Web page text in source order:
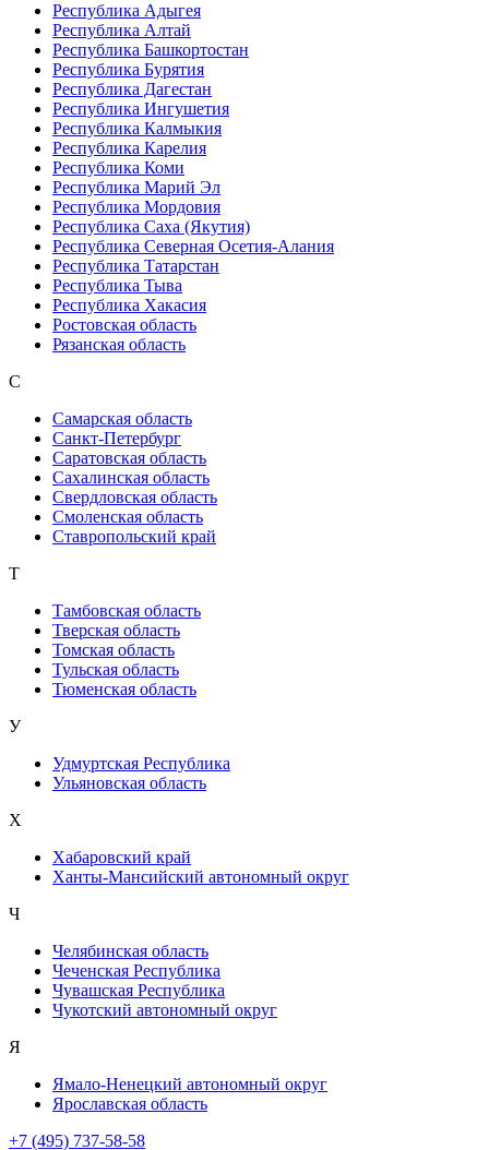
Республика Адыгея
Республика Алтай
Республика Башкортостан
Республика Бурятия
Республика Дагестан
Республика Ингушетия
Республика Калмыкия
Республика Карелия
Республика Коми
Республика Марий Эл
Республика Мордовия
Республика Саха (Якутия)
Республика Северная Осетия-Алания
Республика Татарстан
Республика Тыва
Республика Хакасия
Ростовская область
Рязанская область
С
Самарская область
Санкт-Петербург
Саратовская область
Сахалинская область
Свердловская область
Смоленская область
Ставропольский край
Т
Тамбовская область
Тверская область
Томская область
Тульская область
Тюменская область
У
Удмуртская Республика
Ульяновская область
Х
Хабаровский край
Ханты-Мансийский автономный округ
Ч
Челябинская область
Чеченская Республика
Чувашская Республика
Чукотский автономный округ
Я
Ямало-Ненецкий автономный округ
Ярославская область
+7 (495) 737-58-58